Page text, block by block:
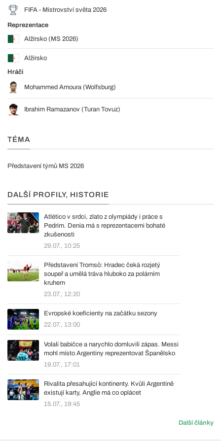
FIFA - Mistrovství světa 2026
Reprezentace
Alžírsko (MS 2026)
Alžírsko
Hráči
Mohammed Amoura (Wolfsburg)
Ibrahim Ramazanov (Turan Tovuz)
TÉMA
Představení týmů MS 2026
DALŠÍ PROFILY, HISTORIE
Atlético v srdci, zlato z olympiády i práce s
Pedrim. Denia má s reprezentacemi bohaté
zkušenosti
29.07., 10:25
Představení Tromsö: Hradec čeká rozjetý
soupeř a umělá tráva hluboko za polárním
kruhem
23.07., 12:20
Evropské koeficienty na začátku sezony
22.07., 13:00
Volali babičce a narychlo domluvili zápas. Messi
mohl místo Argentiny reprezentovat Španělsko
19.07., 17:01
Rivalita přesahující kontinenty. Kvůli Argentině
existují karty, Anglie má co oplácet
15.07., 19:45
Další články